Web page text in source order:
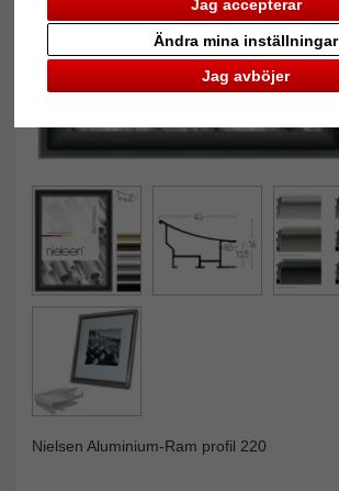
Jag accepterar
Jag avböjer
Ändra mina inställningar
Nielsen Aluminium-Ram profil 220